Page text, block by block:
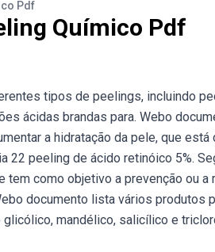
Pdf
Químico Pdf
tipos de peelings, incluindo
ácidas brandas para. Webo
a hidratação da pele, que
22 peeling de ácido retinóico 5%.
como objetivo a prevenção ou a
documento lista vários produtos
mandélico, salicílico e